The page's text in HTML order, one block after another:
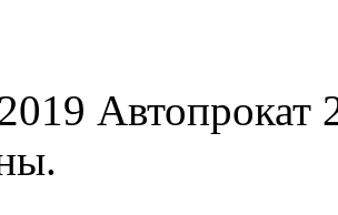
Автопрокат